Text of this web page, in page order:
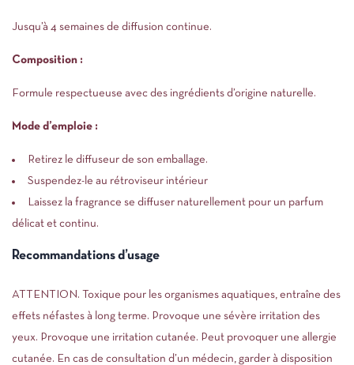
Jusqu’à 4 semaines de diffusion continue.
Composition :
Formule respectueuse avec des ingrédients d’origine naturelle.
Mode d’emploie :
Retirez le diffuseur de son emballage.
Suspendez-le au rétroviseur intérieur
Laissez la fragrance se diffuser naturellement pour un parfum
délicat et continu.
Recommandations d’usage
ATTENTION. Toxique pour les organismes aquatiques, entraîne des
effets néfastes à long terme. Provoque une sévère irritation des
yeux. Provoque une irritation cutanée. Peut provoquer une allergie
cutanée. En cas de consultation d’un médecin, garder à disposition